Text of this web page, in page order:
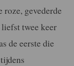
roze, gevederde
twee keer
de eerste die